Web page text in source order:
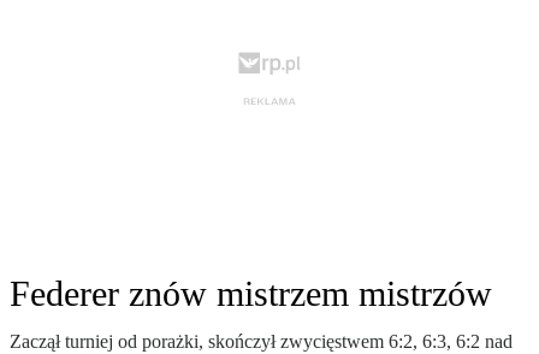
Federer znów mistrzem mistrzów
Zaczął turniej od porażki, skończył zwycięstwem 6:2, 6:3, 6:2 nad